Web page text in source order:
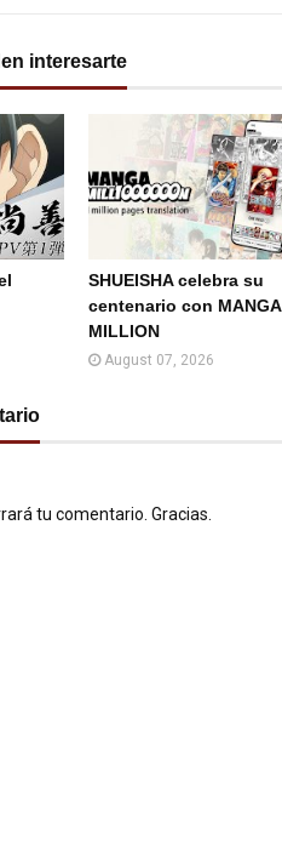
interesarte
SHUEISHA celebra su
centenario con MANGA
MILLION
August 07, 2026
tu comentario. Gracias.